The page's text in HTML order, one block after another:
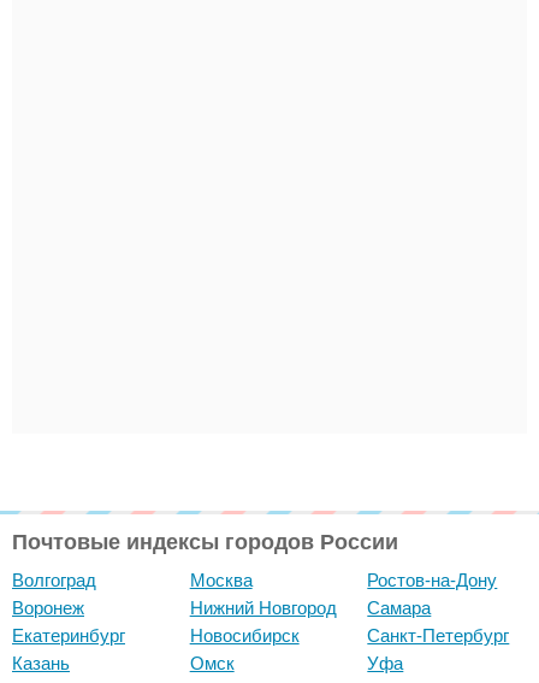
Почтовые индексы городов России
Волгоград
Воронеж
Екатеринбург
Казань
Москва
Нижний Новгород
Новосибирск
Омск
Ростов-на-Дону
Самара
Санкт-Петербург
Уфа